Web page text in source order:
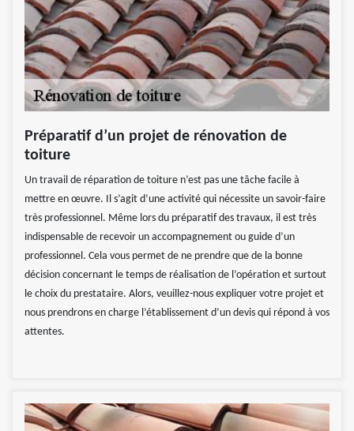
Préparatif d’un projet de rénovation de
toiture
Un travail de réparation de toiture n’est pas une tâche facile à
mettre en œuvre. Il s’agit d’une activité qui nécessite un savoir-faire
très professionnel. Même lors du préparatif des travaux, il est très
indispensable de recevoir un accompagnement ou guide d’un
professionnel. Cela vous permet de ne prendre que de la bonne
décision concernant le temps de réalisation de l’opération et surtout
le choix du prestataire. Alors, veuillez-nous expliquer votre projet et
nous prendrons en charge l’établissement d’un devis qui répond à vos
attentes.